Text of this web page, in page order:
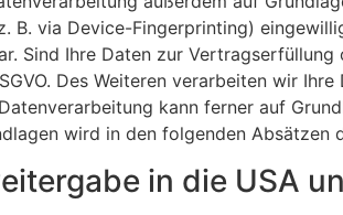
B. via Device-Finger­prin­ting)
Sind Ihre Daten zur
Des Weiteren verar­beiten wir
kann ferner auf
wird in den folgenden
in die USA